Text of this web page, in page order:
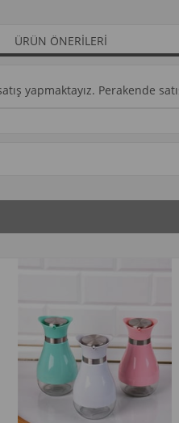
ÜRÜN ÖNERILERI
yapmaktayız. Perakende